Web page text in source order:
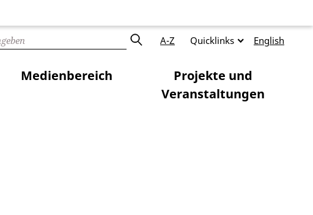
A-Z Quicklinks English
Medienbereich
Projekte und
Veranstaltungen